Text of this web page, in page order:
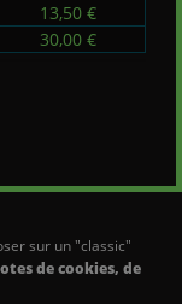
sur un "classic"
de cookies, de
13,50 €
30,00 €